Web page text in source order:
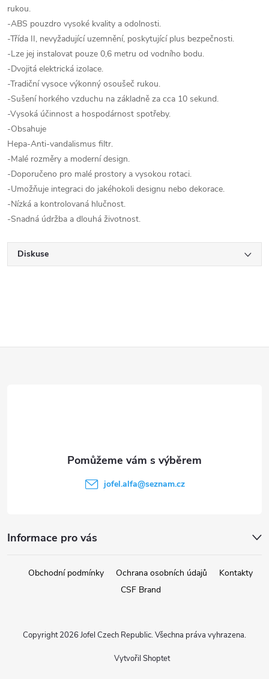
rukou.
-ABS pouzdro vysoké kvality a odolnosti.
-Třída II, nevyžadující uzemnění, poskytující plus bezpečnosti.
-Lze jej instalovat pouze 0,6 metru od vodního bodu.
-Dvojitá elektrická izolace.
-Tradiční vysoce výkonný osoušeč rukou.
-Sušení horkého vzduchu na základně za cca 10 sekund.
-Vysoká účinnost a hospodárnost spotřeby.
-Obsahuje
Hepa-Anti-vandalismus filtr.
-Malé rozměry a moderní design.
-Doporučeno pro malé prostory a vysokou rotaci.
-Umožňuje integraci do jakéhokoli designu nebo dekorace.
-Nízká a kontrolovaná hlučnost.
-Snadná údržba a dlouhá životnost.
Diskuse
Informace pro vás
jofel.alfa@seznam.cz
Obchodní podmínky Ochrana osobních údajů
Kontakty
CSF Brand
Vytvořil Shoptet
Copyright 2026 Jofel Czech Republic. Všechna práva vyhrazena.